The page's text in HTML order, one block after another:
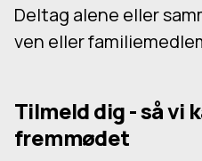
Deltag alene eller
ven eller
Tilmeld dig - så vi
fremmødet